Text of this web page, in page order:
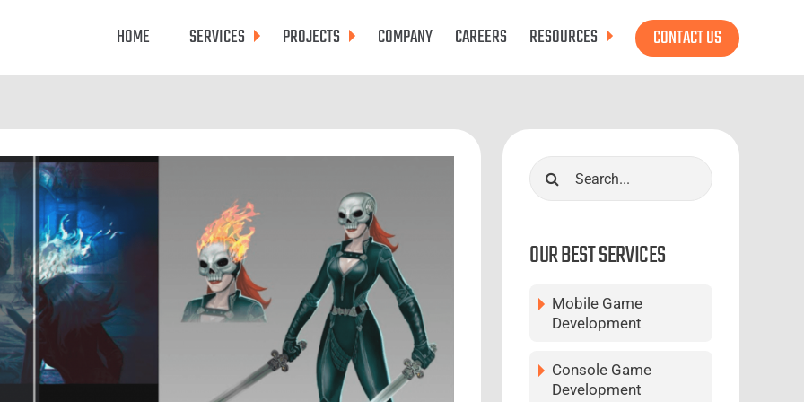
HOME SERVICES PROJECTS COMPANY CAREERS RESOURCES CONTACT US
Search
for:
OUR BEST SERVICES
Mobile Game
Development
Console Game
Development